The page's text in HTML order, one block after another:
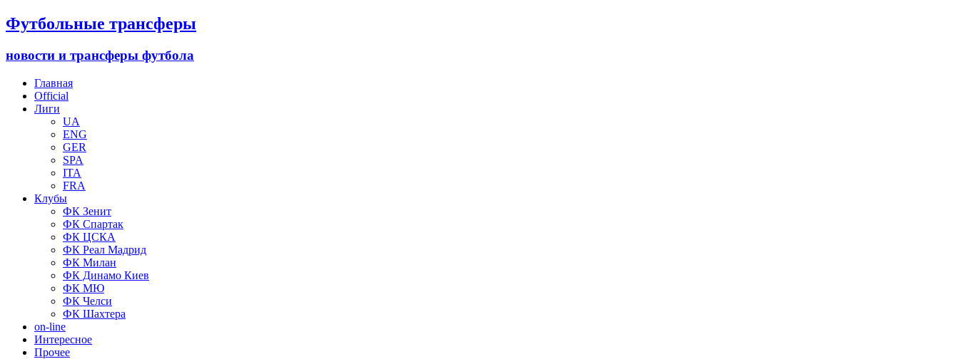
Футбольные трансферы
новости и трансферы футбола
Главная
Official
Лиги
UA
ENG
GER
SPA
ITA
FRA
Клубы
ФК Зенит
ФК Спартак
ФК ЦСКА
ФК Реал Мадрид
ФК Милан
ФК Динамо Киев
ФК МЮ
ФК Челси
ФК Шахтера
on-line
Интересное
Прочее